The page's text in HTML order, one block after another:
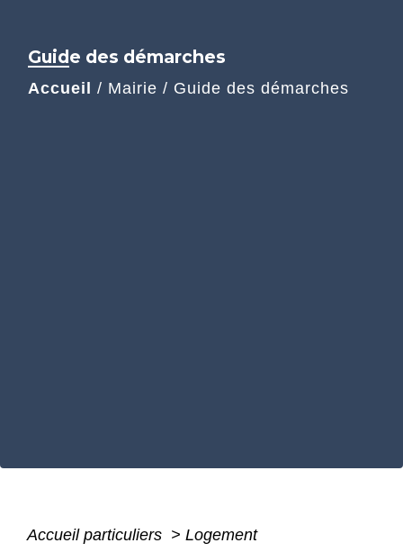
Guide des démarches
Accueil / Mairie / Guide des démarches
Accueil particuliers > Logement